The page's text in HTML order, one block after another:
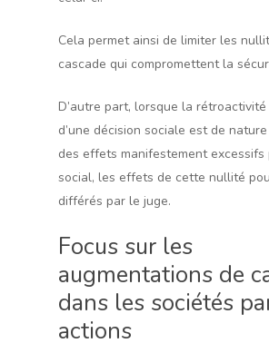
Cela permet ainsi de limiter les
cascade qui compromettent la
D’autre part, lorsque la
d’une décision sociale est de
des effets manifestement excessifs
social, les effets de cette nullité
différés par le juge.
Focus sur les
augmentations de
dans les sociétés
actions